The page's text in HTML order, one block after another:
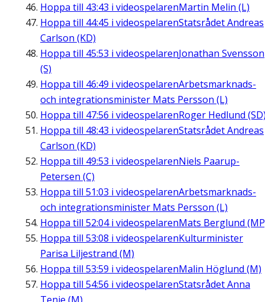
Hoppa till 43:43 i videospelarenMartin Melin (L)
Hoppa till 44:45 i videospelarenStatsrådet Andreas
Carlson (KD)
Hoppa till 45:53 i videospelarenJonathan Svensson
(S)
Hoppa till 46:49 i videospelarenArbetsmarknads-
och integrationsminister Mats Persson (L)
Hoppa till 47:56 i videospelarenRoger Hedlund
Hoppa till 48:43 i videospelarenStatsrådet Andreas
Carlson (KD)
Hoppa till 49:53 i videospelarenNiels Paarup-
Petersen (C)
Hoppa till 51:03 i videospelarenArbetsmarknads-
och integrationsminister Mats Persson (L)
Hoppa till 52:04i videospelarenMats Berglund
Hoppa till 53:08 i videospelarenKulturminister
Parisa Liljestrand (M)
Hoppa till 53:59 i videospelarenMalin Höglund (M)
Hoppa till 54:56 i videospelarenStatsrådet Anna